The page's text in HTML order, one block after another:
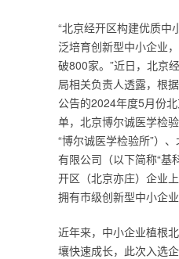
“北京经开区构建优质中
泛培育创新型中小企业
破800家。”近日，北京
局相关负责人透露，根
公告的2024年度5月份
单，北京博尔诚医学检
“博尔诚医学检验所”）
有限公司（以下简称“基
开区（北京亦庄）企业
拥有市级创新型中小企业
近年来，中小企业植根
壤快速成长，此次入选